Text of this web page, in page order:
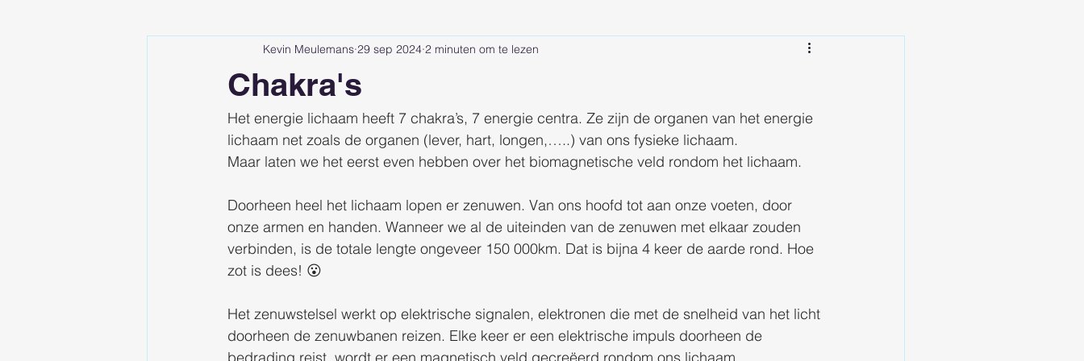
Chakra's
Kevin Meulemans 29 sep 2024 2 minuten om te lezen
Het energie lichaam heeft 7 chakra’s, 7 energie centra. Ze zijn de organen van het energie
lichaam net zoals de organen (lever, hart, longen,…..) van ons fysieke lichaam.
Maar laten we het eerst even hebben over het biomagnetische veld rondom het lichaam.
Doorheen heel het lichaam lopen er zenuwen. Van ons hoofd tot aan onze voeten, door
onze armen en handen. Wanneer we al de uiteinden van de zenuwen met elkaar zouden
verbinden, is de totale lengte ongeveer 150 000km. Dat is bijna 4 keer de aarde rond. Hoe
zot is dees! 😮
Het zenuwstelsel werkt op elektrische signalen, elektronen die met de snelheid van het licht
doorheen de zenuwbanen reizen. Elke keer er een elektrische impuls doorheen de